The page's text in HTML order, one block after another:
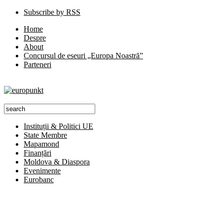
Subscribe by RSS
Home
Despre
About
Concursul de eseuri „Europa Noastră”
Parteneri
Instituții & Politici UE
State Membre
Mapamond
Finanțări
Moldova & Diaspora
Evenimente
Eurobanc